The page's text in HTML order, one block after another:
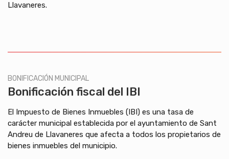
Llavaneres.
BONIFICACIÓN MUNICIPAL
Bonificación fiscal del IBI
El Impuesto de Bienes Inmuebles (IBI) es una tasa de
carácter municipal establecida por el ayuntamiento de Sant
Andreu de Llavaneres que afecta a todos los propietarios de
bienes inmuebles del municipio.